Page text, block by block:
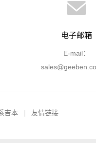
电子邮箱
E-mail：
吉本 友情链接